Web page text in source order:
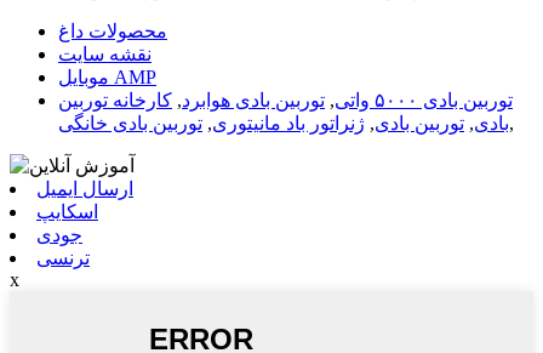
محصولات داغ
نقشه سایت
موبایل AMP
توربین بادی ۵۰۰۰ واتی
, توربین بادی هوابرد, کارخانه توربین
بادی, توربین بادی, ژنراتور باد مانیتوری, توربین بادی خانگی ,
ارسال ایمیل
اسکایپ
جودی
ترنسی
x